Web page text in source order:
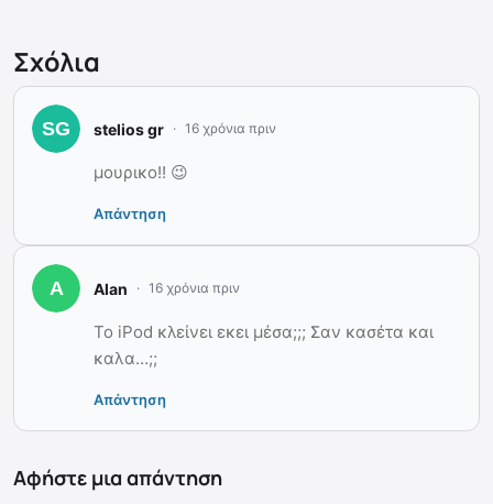
Σχόλια
stelios gr 16 χρόνια πριν
μουρικο!! 😉
Απάντηση
Alan 16 χρόνια πριν
Το iPod κλείνει εκει μέσα;;; Σαν κασέτα και
καλα…;;
Απάντηση
Αφήστε μια απάντηση